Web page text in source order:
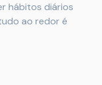
hábitos diários
ao redor é